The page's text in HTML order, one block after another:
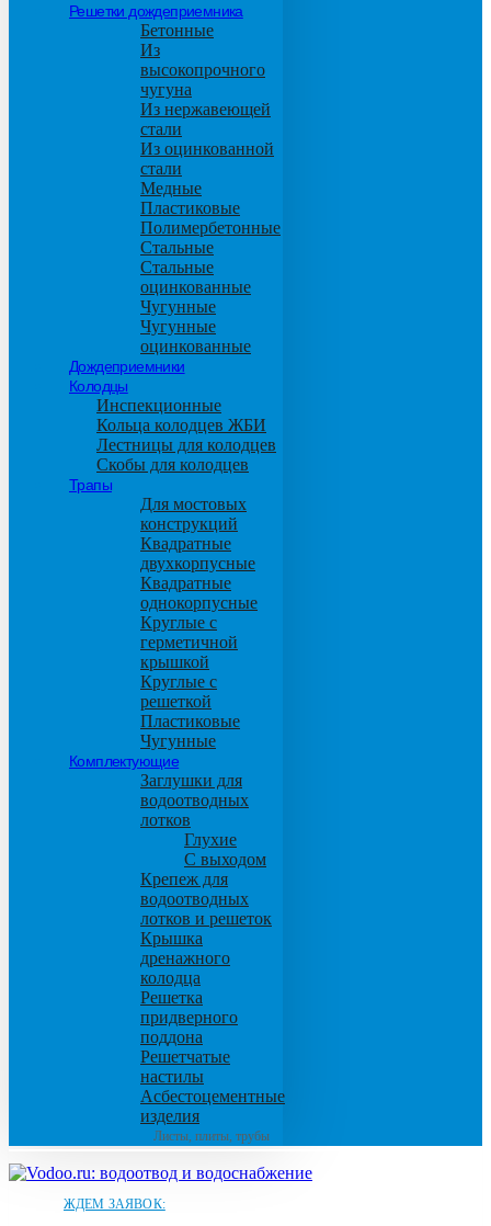
Решетки дождеприемника
Бетонные
Из
высокопрочного
чугуна
Из нержавеющей
стали
Из оцинкованной
стали
Медные
Пластиковые
Полимербетонные
Стальные
Стальные
оцинкованные
Чугунные
Чугунные
оцинкованные
Дождеприемники
Колодцы
Инспекционные
Кольца колодцев ЖБИ
Лестницы для колодцев
Скобы для колодцев
Трапы
Для мостовых
конструкций
Квадратные
двухкорпусные
Квадратные
однокорпусные
Круглые с
герметичной
крышкой
Круглые с
решеткой
Пластиковые
Чугунные
Комплектующие
Заглушки для
водоотводных
лотков
Глухие
С выходом
Крепеж для
водоотводных
лотков и решеток
Крышка
дренажного
колодца
Решетка
придверного
поддона
Решетчатые
настилы
Асбестоцементные
изделия
Листы, плиты, трубы
ЖДЕМ ЗАЯВОК: